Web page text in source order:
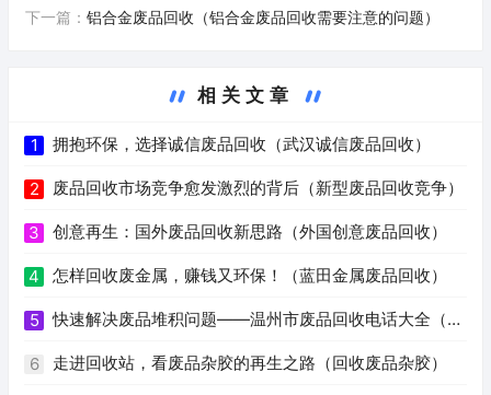
下一篇： 铝合金废品回收（铝合金废品回收需要注意的问题）
相关文章
1 拥抱环保，选择诚信废品回收（武汉诚信废品回收）
2 废品回收市场竞争愈发激烈的背后（新型废品回收竞争）
3 创意再生：国外废品回收新思路（外国创意废品回收）
4 怎样回收废金属，赚钱又环保！（蓝田金属废品回收）
5 快速解决废品堆积问题——温州市废品回收电话大全（温
州废品回收电话号码）
6 走进回收站，看废品杂胶的再生之路（回收废品杂胶）